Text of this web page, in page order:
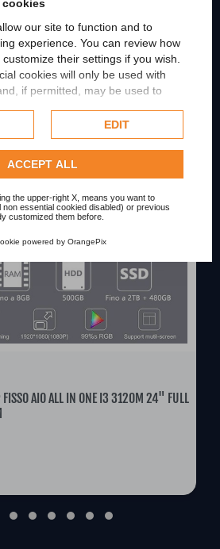
cookies
our site to function and to
experience. You can review how
their settings if you wish.
cookies will only be used with
if permitted, may be used to
data, please refer toGoogle's
cookie policy.
EDIT
ACCEPT ALL
the upper-right X, means you want to
non essential cookied disabled) or previous
customized them before.
powered by OrangePix
FISSO AIO ALL IN ONE I3 3120M 24" FULL